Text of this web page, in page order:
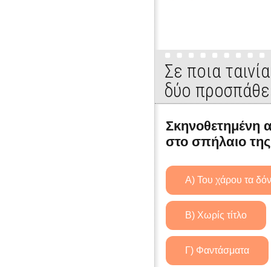
Σε ποια
δύο
Σκηνοθετημένη
στο σπήλαιο